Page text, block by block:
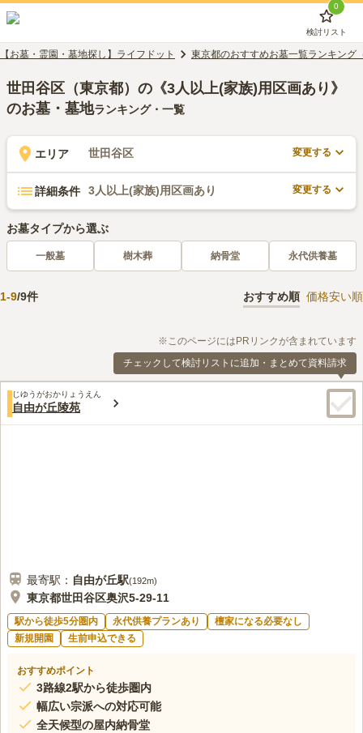
0
検討リスト
【お墓・霊園・墓地探し】ライフドット 東京都のおすすめお墓一覧ランキング
世田谷区（東京都）の《3人以上(家族)用区画あり》
のお墓・墓地ランキング・一覧
エリア 世田谷区 変更する
詳細条件 3人以上(家族)用区画あり 変更する
お墓タイプから選ぶ
一般墓 樹木葬 納骨堂 永代供養墓
1-9/9件 おすすめ順 価格安い順
※このページにはPRリンクが含まれています
チェックして検討リストに追加・まとめて資料請求
じゆうがおかりょうえん
自由が丘陵苑
最寄駅： 自由が丘駅(192m)
東京都世田谷区奥沢5-29-11
駅から徒歩5分圏内 永代供養プランあり
檀家になる必要なし
新規開園
生前申込できる
おすすめポイント
3路線2駅から徒歩圏内
幅広い宗派への対応可能
全天候型の屋内納骨堂